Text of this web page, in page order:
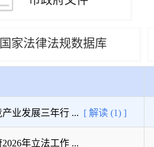
国家法律法规数据库
业发展三年行 ... [ 解读 (1) ]
年立法工作 ...